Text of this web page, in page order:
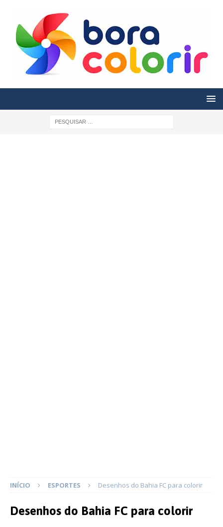
INÍCIO ESPORTES Desenhos do Bahia FC para colorir
Desenhos do Bahia FC para colorir